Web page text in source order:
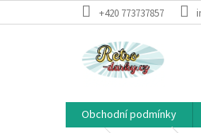
na
+420 773737857
Obchodní podmínky